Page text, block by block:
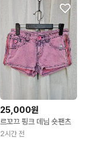
25,000원
르꼬끄 핑크 데님 숏팬츠
2시간 전